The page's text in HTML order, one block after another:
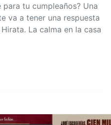
tu cumpleaños? Una
va a tener una respuesta
La calma en la casa